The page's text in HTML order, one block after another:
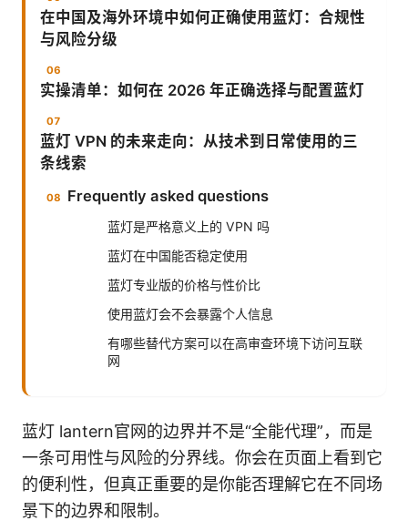
在中国及海外环境中如何正确使用蓝灯：合规性
与风险分级
实操清单：如何在 2026 年正确选择与配置蓝灯
蓝灯 VPN 的未来走向：从技术到日常使用的三
条线索
Frequently asked questions
蓝灯是严格意义上的 VPN 吗
蓝灯在中国能否稳定使用
蓝灯专业版的价格与性价比
使用蓝灯会不会暴露个人信息
有哪些替代方案可以在高审查环境下访问互联
网
蓝灯 lantern官网的边界并不是“全能代理”，而是
一条可用性与风险的分界线。你会在页面上看到它
的便利性，但真正重要的是你能否理解它在不同场
景下的边界和限制。